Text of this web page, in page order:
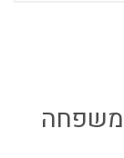
משפחה